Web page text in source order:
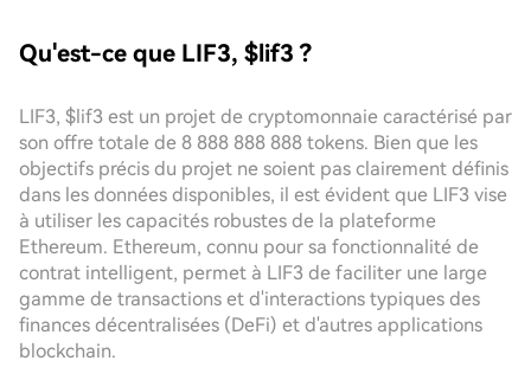
Qu'est-ce que LIF3, $lif3 ?
LIF3, $lif3 est un projet de cryptomonnaie caractérisé par
son offre totale de 8 888 888 888 tokens. Bien que les
objectifs précis du projet ne soient pas clairement définis
dans les données disponibles, il est évident que LIF3 vise
à utiliser les capacités robustes de la plateforme
Ethereum. Ethereum, connu pour sa fonctionnalité de
contrat intelligent, permet à LIF3 de faciliter une large
gamme de transactions et d'interactions typiques des
finances décentralisées (DeFi) et d'autres applications
blockchain.